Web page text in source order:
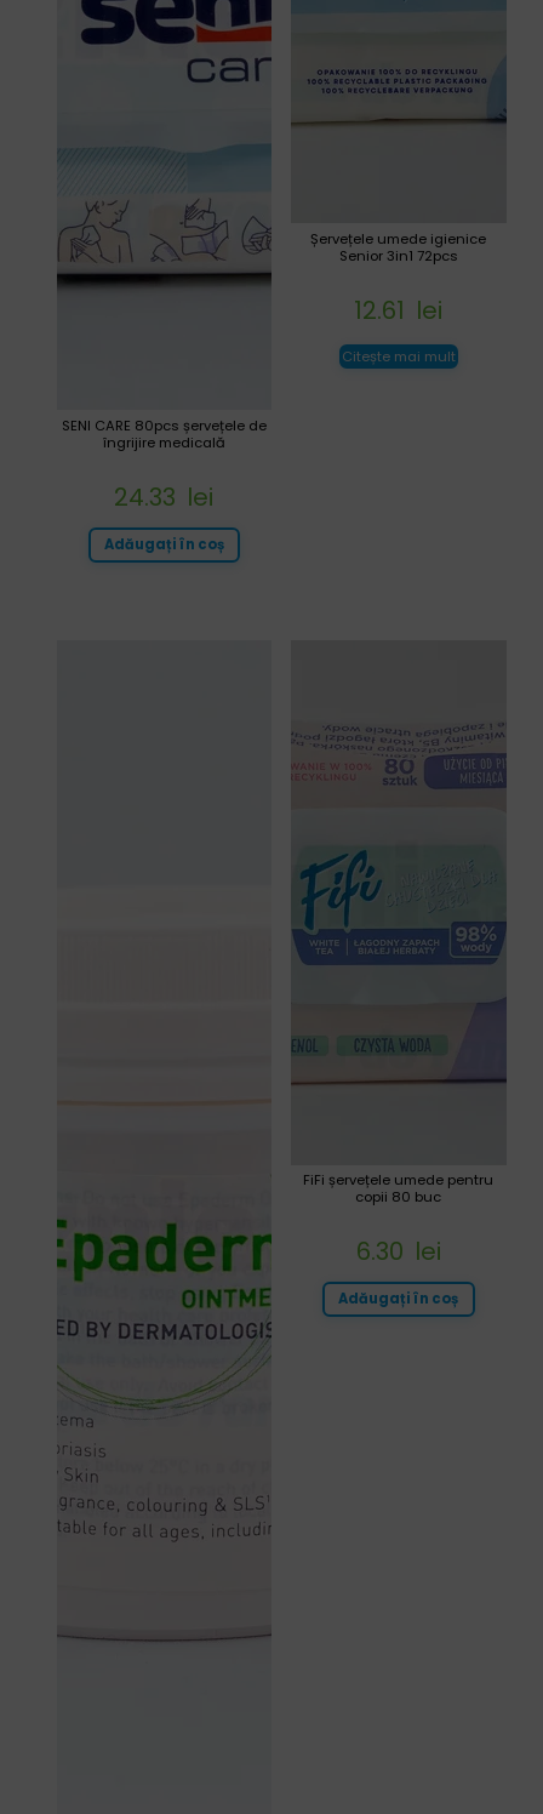
Șervețele umede igienice
Senior 3in1 72pcs
12.61 lei
Citește mai mult
SENI CARE 80pcs șervețele de
îngrijire medicală
24.33 lei
Adăugați în coș
FiFi șervețele umede pentru
copii 80 buc
6.30 lei
Adăugați în coș